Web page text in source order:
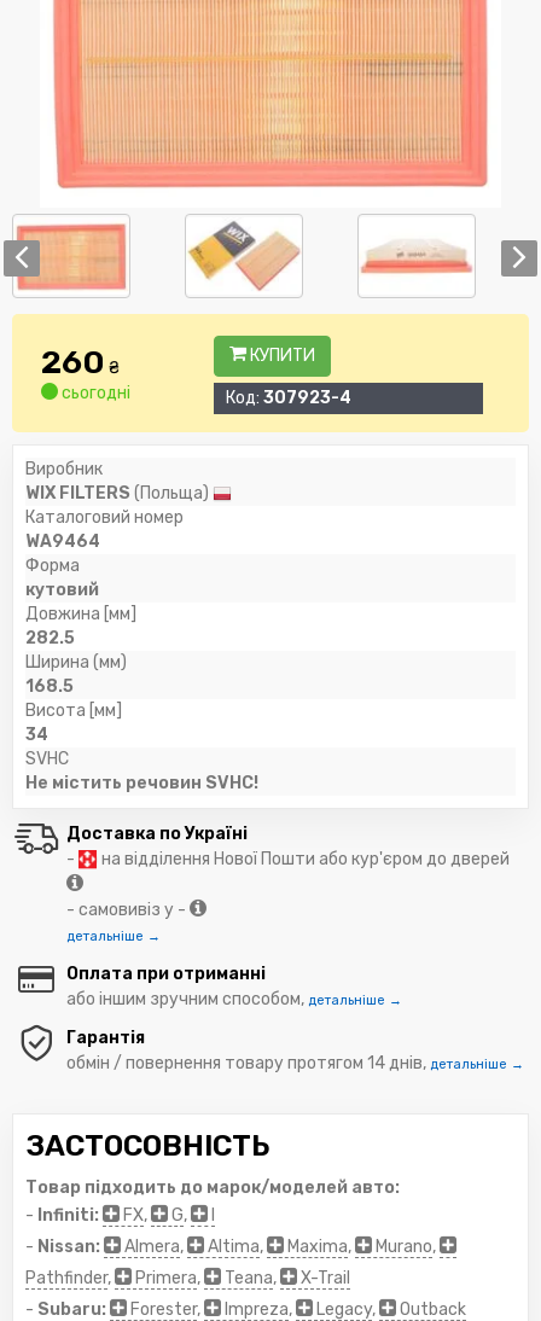
260 ₴
сьогодні
КУПИТИ
Код: 307923-4
Виробник
WIX FILTERS (Польща)
Каталоговий номер
WA9464
Форма
кутовий
Довжина [мм]
282.5
Ширина (мм)
168.5
Висота [мм]
34
SVHC
Не містить речовин SVHC!
Доставка по Україні
-
на відділення Нової Пошти або кур'єром до дверей
- самовивіз у -
детальніше →
Оплата при отриманні
або іншим зручним способом, детальніше →
Гарантія
обмін / повернення товару протягом 14 днів, детальніше →
ЗАСТОСОВНІСТЬ
Товар підходить до марок/моделей авто:
- Infiniti: FX, G,
- Nissan: Almera, Altima, Maxima, Murano,
Pathfinder, Primera, Teana,
X-Trail
- Subaru: Forester, Impreza, Legacy,
Outback